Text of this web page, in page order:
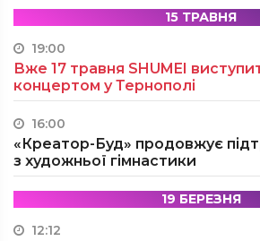
15 ТРАВНЯ
19:00
Вже 17 травня SHUMEI
концертом у Тернополі
16:00
«Креатор-Буд» продовжує
з художньої гімнастики
19 БЕРЕЗНЯ
12:12